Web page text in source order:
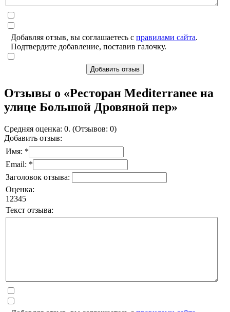
Добавляя отзыв, вы соглашаетесь с правилами сайта.
Подтвердите добавление, поставив галочку.
Добавить отзыв
Отзывы о «Ресторан Mediterranee на
улице Большой Дровяной пер»
Средняя оценка: 0. (Отзывов: 0)
Добавить отзыв:
Имя: *
Email: *
Заголовок отзыва:
Оценка:
1 2345
Текст отзыва: